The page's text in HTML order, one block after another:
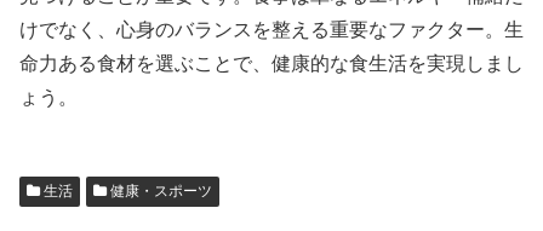
けでなく、心身のバランスを整える重要なファクター。生
命力ある食材を選ぶことで、健康的な食生活を実現しまし
ょう。
生活 健康・スポーツ